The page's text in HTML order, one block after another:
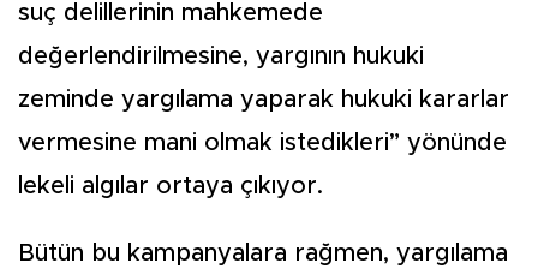
suç delillerinin mahkemede
değerlendirilmesine, yargının hukuki
zeminde yargılama yaparak hukuki kararlar
vermesine mani olmak istedikleri” yönünde
lekeli algılar ortaya çıkıyor.
Bütün bu kampanyalara rağmen, yargılama